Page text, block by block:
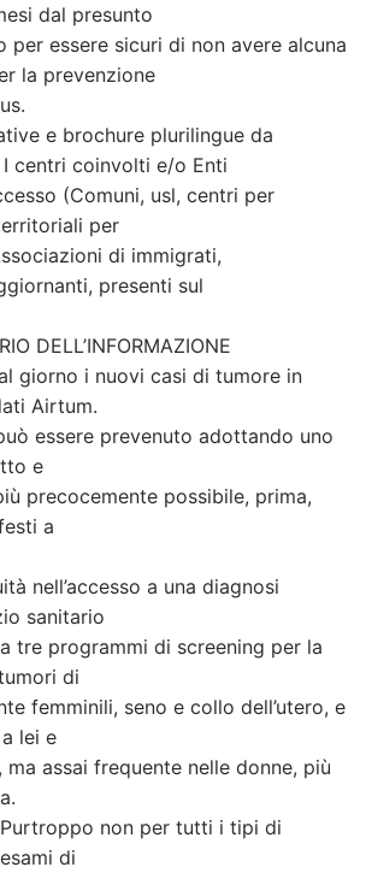
dal presunto
per essere sicuri di non avere alcuna
la prevenzione
e brochure plurilingue da
centri coinvolti e/o Enti
(Comuni, usl, centri per
per
di immigrati,
presenti sul
DELL’INFORMAZIONE
giorno i nuovi casi di tumore in
Airtum.
essere prevenuto adottando uno
e
precocemente possibile, prima,
a
nell’accesso a una diagnosi
sanitario
tre programmi di screening per la
di
femminili, seno e collo dell’utero, e
lei e
assai frequente nelle donne, più
non per tutti i tipi di
di